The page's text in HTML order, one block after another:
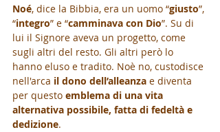
Noé, dice la Bibbia, era un uomo “giusto”,
“integro” e “camminava con Dio”. Su di
lui il Signore aveva un progetto, come
sugli altri del resto. Gli altri però lo
hanno eluso e tradito. Noè no, custodisce
nell'arca il dono dell’alleanza e diventa
per questo emblema di una vita
alternativa possibile, fatta di fedeltà e
dedizione.